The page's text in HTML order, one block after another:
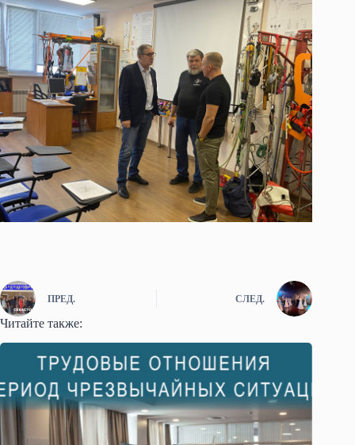
ПРЕД. СЛЕД.
Читайте также: